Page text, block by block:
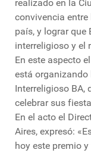
realizado en la
convivencia entre
país, y lograr que
interreligioso y el
En este aspecto
está
Interreligioso BA,
celebrar sus
En el acto el
Aires, expresó:
hoy este premio